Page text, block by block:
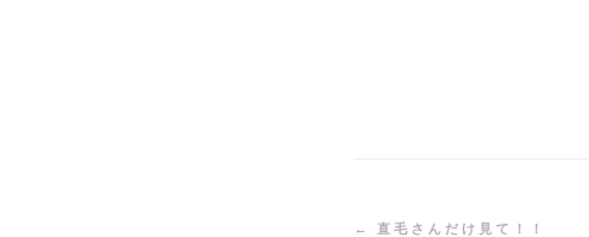
← 直毛さんだけ見て！！